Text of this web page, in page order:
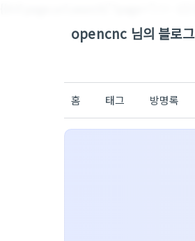
opencnc 님의 블로그
홈 태그 방명록